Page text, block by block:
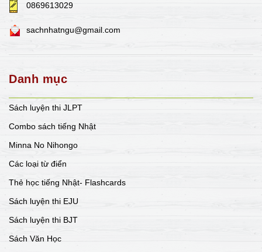
0869613029
sachnhatngu@gmail.com
Danh mục
Sách luyện thi JLPT
Combo sách tiếng Nhật
Minna No Nihongo
Các loại từ điển
Thẻ học tiếng Nhật- Flashcards
Sách luyện thi EJU
Sách luyện thi BJT
Sách Văn Học